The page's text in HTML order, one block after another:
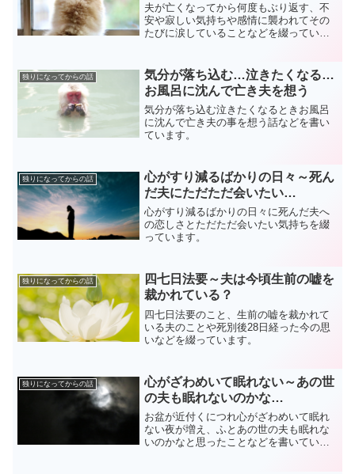
夫が亡くなってから何度もぶり返す、不
安や寂しい気持ちや感情に襲われてその
たびに涙していることなどを綴っていま
独りになってからの話
気分が落ち込む…泣きたくなる…
お風呂に沈んで亡き夫を想う
気分が落ち込む泣きたくなるときお風呂
に沈んで亡き夫の事を想う話などを書い
ています。
独りになってからの話
心がすり減るばかりの日々～死ん
だ夫にただただ会いたい…
心がすり減るばかりの日々に死んだ夫へ
の恋しさとただただ会いたい気持ちを綴
っています。
独りになってからの話
四七日法要～夫は今頃生前の嘘を
裁かれている？
四七日法要のこと、生前の嘘を裁かれて
いる夫のことや死別後28日経った今の思
いなどを綴っています。
独りになってからの話
心がざわめいて眠れない～あの世
の夫も眠れないのかな…
お盆が近付くにつれ心がざわめいて眠れ
ない夜が増え、ふとあの世の夫も眠れな
いのかなと思ったことなどを書いていま